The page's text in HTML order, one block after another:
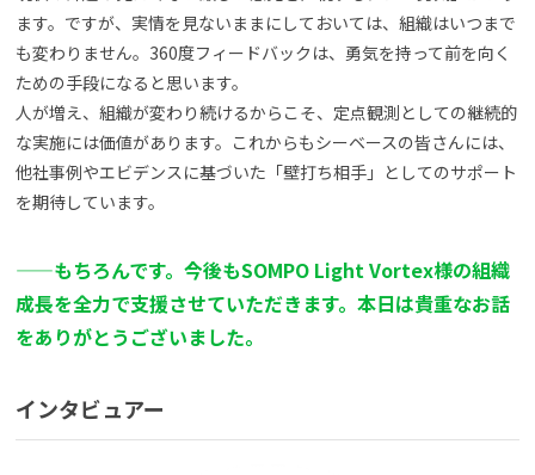
ます。ですが、実情を見ないままにしておいては、組織はいつまで
も変わりません。360度フィードバックは、勇気を持って前を向く
ための手段になると思います。
人が増え、組織が変わり続けるからこそ、定点観測としての継続的
な実施には価値があります。これからもシーベースの皆さんには、
他社事例やエビデンスに基づいた「壁打ち相手」としてのサポート
を期待しています。
——もちろんです。今後もSOMPO Light Vortex様の組織
成長を全力で支援させていただきます。本日は貴重なお話
をありがとうございました。
インタビュアー